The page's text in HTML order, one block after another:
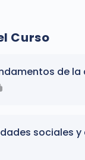
Curso
de la
sociales